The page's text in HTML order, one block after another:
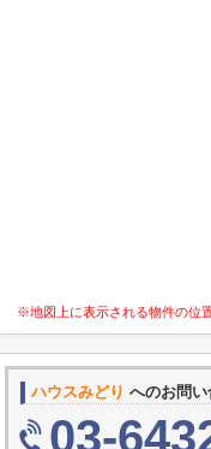
※地図上に表示される物件の位
ハウスみどり へのお問
03-